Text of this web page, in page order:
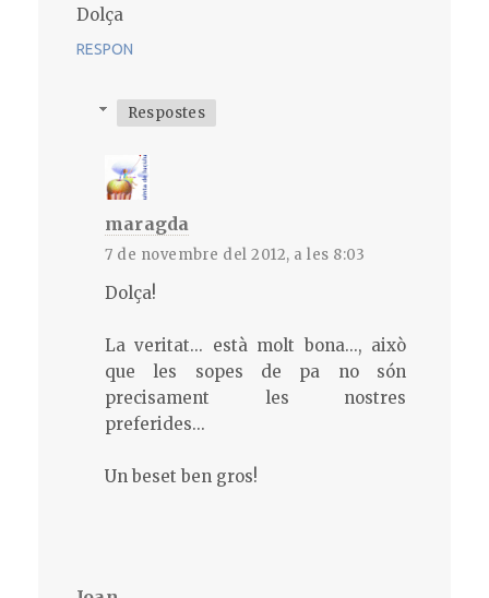
Dolça
RESPON
Respostes
maragda
7 de novembre del 2012, a les 8:03
Dolça!
La veritat... està molt bona..., això
que les sopes de pa no són
precisament les nostres
preferides...
Un beset ben gros!